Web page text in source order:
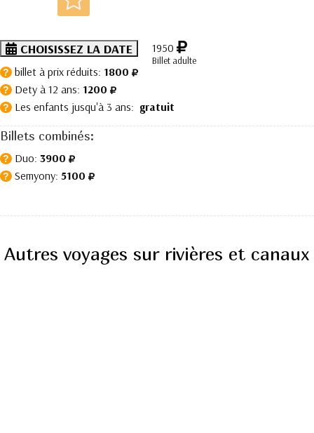
CHOISISSEZ LA DATE 1950
Billet adulte
? billet à prix réduits: 1800
? Dety à 12 ans: 1200
? Les enfants jusqu'à 3 ans: gratuit
Billets combinés:
? Duo: 3900
? Semyony: 5100
Autres voyages sur rivières et canaux